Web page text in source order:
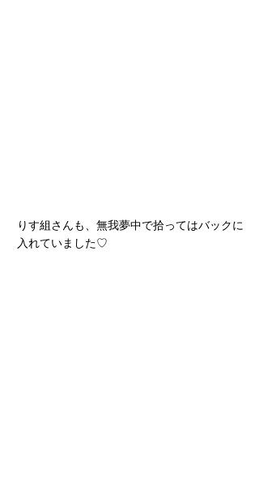
りす組さんも、無我夢中で拾ってはバックに
入れていました♡